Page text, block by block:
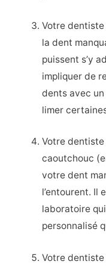
Votre
la dent
puissent s’y
impliquer de
dents avec
limer
Votre dentiste
caoutchouc
votre dent
l’entourent. Il
laboratoire
personnalisé
Votre